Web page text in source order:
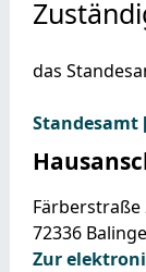
das
Standesamt
Färberstraße
72336
Zur